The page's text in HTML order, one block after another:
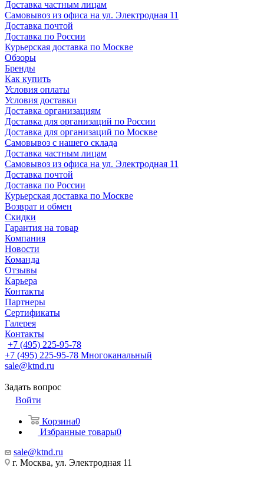
Доставка частным лицам
Самовывоз из офиса на ул. Электродная 11
Доставка почтой
Доставка по России
Курьерская доставка по Москве
Обзоры
Бренды
Как купить
Условия оплаты
Условия доставки
Доставка организациям
Доставка для организаций по России
Доставка для организаций по Москве
Самовывоз с нашего склада
Доставка частным лицам
Самовывоз из офиса на ул. Электродная 11
Доставка почтой
Доставка по России
Курьерская доставка по Москве
Возврат и обмен
Скидки
Гарантия на товар
Компания
Новости
Команда
Отзывы
Карьера
Контакты
Партнеры
Сертификаты
Галерея
Контакты
+7 (495) 225-95-78
+7 (495) 225-95-78 Многоканальный
sale@ktnd.ru
Задать вопрос
Войти
Корзина0
Избранные товары0
sale@ktnd.ru
г. Москва, ул. Электродная 11